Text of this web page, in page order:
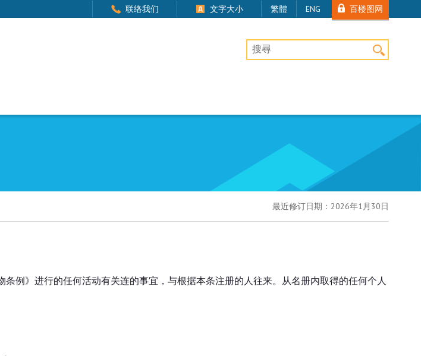
联络我们 文字大小 繁體 ENG 百楼图网
桌上版网站搜寻
最近修订日期：2026年1月30日
例》进行的任何活动有关连的事宜，与根据本条注册的人往来。从名册内取得的任何个人